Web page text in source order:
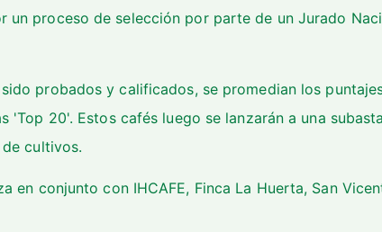
un proceso de selección por parte de un Jurado
probados y calificados, se promedian los
'Top 20'. Estos cafés luego se lanzarán a una
cultivos.
en conjunto con IHCAFE, Finca La Huerta, San